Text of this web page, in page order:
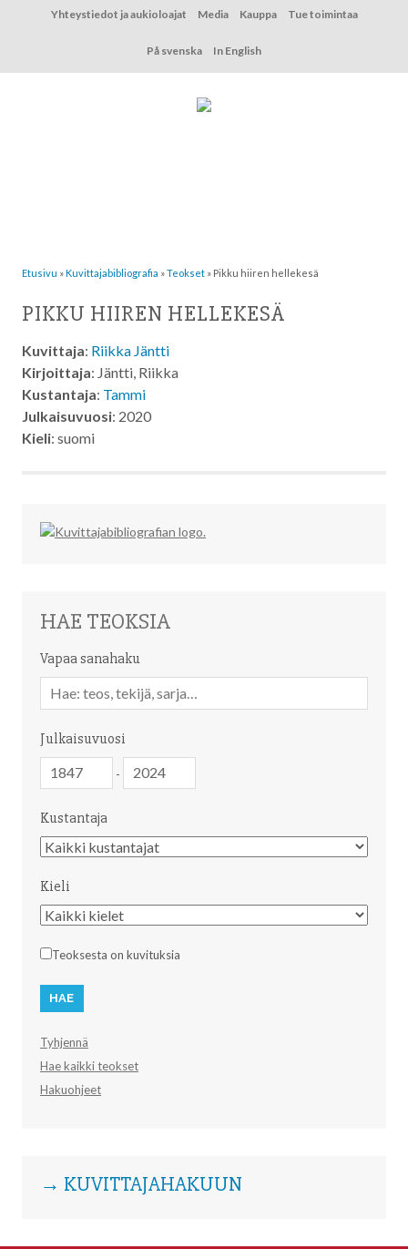
Yhteystiedot ja aukioloajat Media Kauppa Tue toimintaa
På svenska In English
Etusivu »Kuvittaja­bibliografia »Teokset » Pikku hiiren hellekesä
PIKKU HIIREN HELLEKESÄ
Kuvittaja: Riikka Jäntti
Kirjoittaja: Jäntti, Riikka
Kustantaja: Tammi
Julkaisuvuosi: 2020
Kieli: suomi
HAE TEOKSIA
Vapaa sanahaku
sanahaku
Julkaisuvuosi
-
Kustantaja
Kustantaja
Kieli
Kieli
Teoksesta on kuvituksia
Tyhjennä
Hae kaikki teokset
Hakuohjeet
→ KUVITTAJAHAKUUN